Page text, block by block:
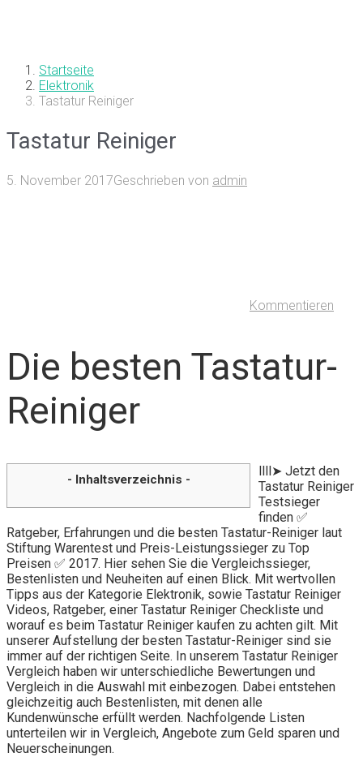
Startseite
Elektronik
Tastatur Reiniger
Tastatur Reiniger
5. November 2017Geschrieben von admin
Kommentieren
Die besten Tastatur-
Reiniger
- Inhaltsverzeichnis -
llll➤ Jetzt den
Tastatur Reiniger
Testsieger
finden ✅
Ratgeber, Erfahrungen und die besten Tastatur-Reiniger laut
Stiftung Warentest und Preis-Leistungssieger zu Top
Preisen ✅ 2017. Hier sehen Sie die Vergleichssieger,
Bestenlisten und Neuheiten auf einen Blick. Mit wertvollen
Tipps aus der Kategorie Elektronik, sowie Tastatur Reiniger
Videos, Ratgeber, einer Tastatur Reiniger Checkliste und
worauf es beim Tastatur Reiniger kaufen zu achten gilt. Mit
unserer Aufstellung der besten Tastatur-Reiniger sind sie
immer auf der richtigen Seite. In unserem Tastatur Reiniger
Vergleich haben wir unterschiedliche Bewertungen und
Vergleich in die Auswahl mit einbezogen. Dabei entstehen
gleichzeitig auch Bestenlisten, mit denen alle
Kundenwünsche erfüllt werden. Nachfolgende Listen
unterteilen wir in Vergleich, Angebote zum Geld sparen und
Neuerscheinungen.